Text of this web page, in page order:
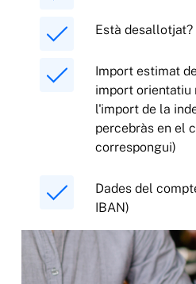
Està desallotjat?
Import estimat
import orientatiu
l'import de la
percebràs en el
correspongui)
Dades del
IBAN)